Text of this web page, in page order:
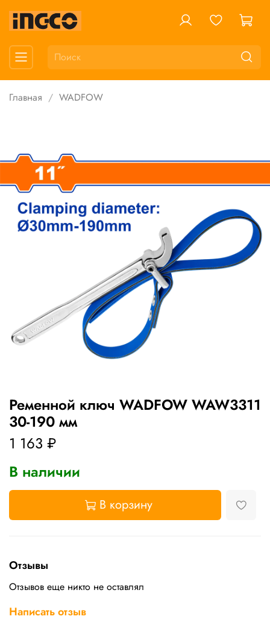
Главная WADFOW
Ременной ключ WADFOW WAW3311
30-190 мм
1 163 ₽
В наличии
В корзину
Отзывы
Отзывов еще никто не оставлял
Написать отзыв